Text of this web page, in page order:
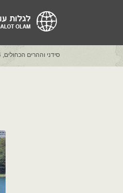
סידני וההרים הכחולים, 4 ימים